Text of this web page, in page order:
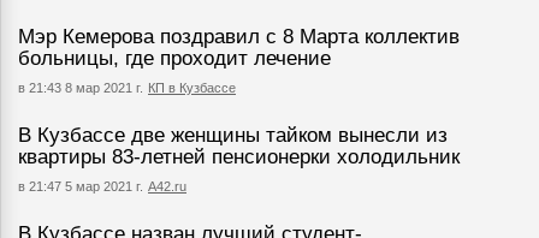
Мэр Кемерова поздравил с 8 Марта коллектив
больницы, где проходит лечение
в 21:43 8 мар 2021 г. КП в Кузбассе
В Кузбассе две женщины тайком вынесли из
квартиры 83-летней пенсионерки холодильник
в 21:47 5 мар 2021 г. А42.ru